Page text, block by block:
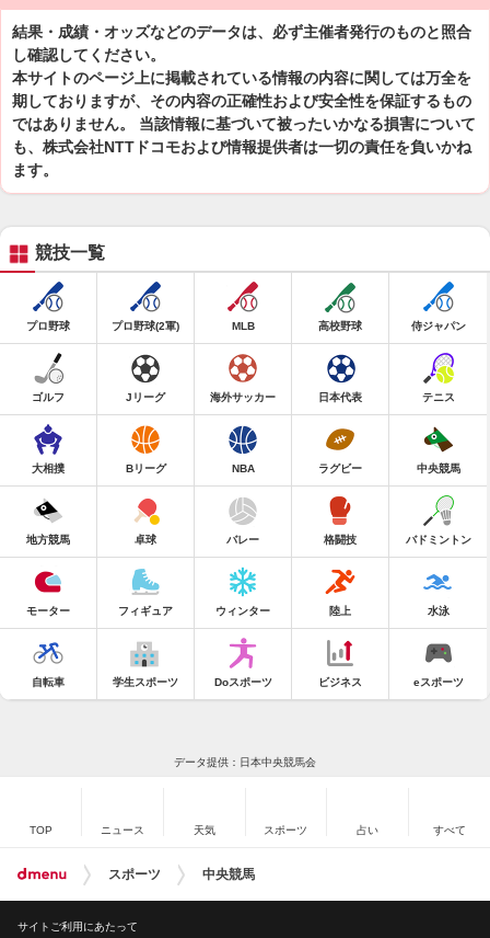
結果・成績・オッズなどのデータは、必ず主催者発行のものと照合
し確認してください。
本サイトのページ上に掲載されている情報の内容に関しては万全を
期しておりますが、その内容の正確性および安全性を保証するもの
ではありません。 当該情報に基づいて被ったいかなる損害について
も、株式会社NTTドコモおよび情報提供者は一切の責任を負いかね
ます。
競技一覧
プロ野球 プロ野球(2軍) MLB 高校野球 侍ジャパン
ゴルフ Jリーグ 海外サッカー 日本代表 テニス
大相撲 Bリーグ NBA ラグビー 中央競馬
地方競馬 卓球 バレー 格闘技 バドミントン
モーター フィギュア ウィンター 陸上 水泳
自転車 学生スポーツ Doスポーツ ビジネス eスポーツ
データ提供：日本中央競馬会
TOP ニュース 天気 スポーツ 占い すべて
スポーツ 中央競馬
サイトご利用にあたって